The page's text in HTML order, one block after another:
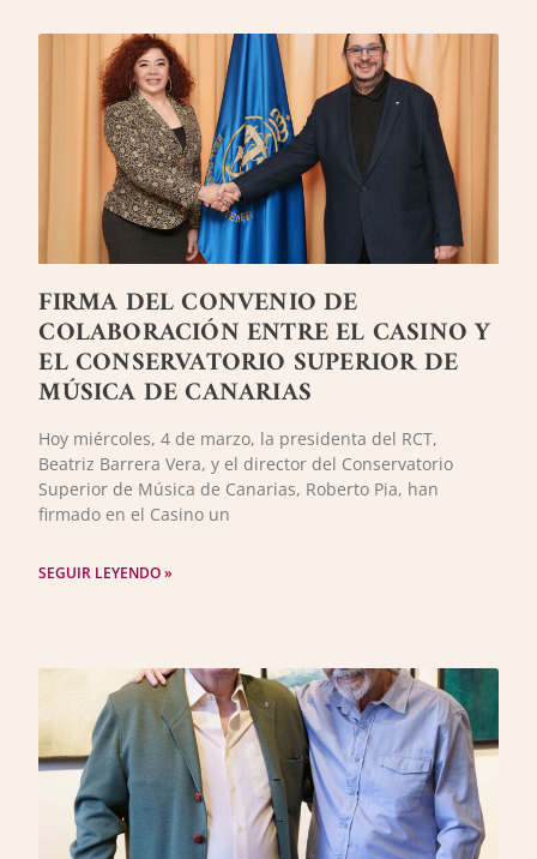
FIRMA DEL CONVENIO DE
COLABORACIÓN ENTRE EL CASINO Y
EL CONSERVATORIO SUPERIOR DE
MÚSICA DE CANARIAS
Hoy miércoles, 4 de marzo, la presidenta del RCT,
Beatriz Barrera Vera, y el director del Conservatorio
Superior de Música de Canarias, Roberto Pia, han
firmado en el Casino un
SEGUIR LEYENDO »